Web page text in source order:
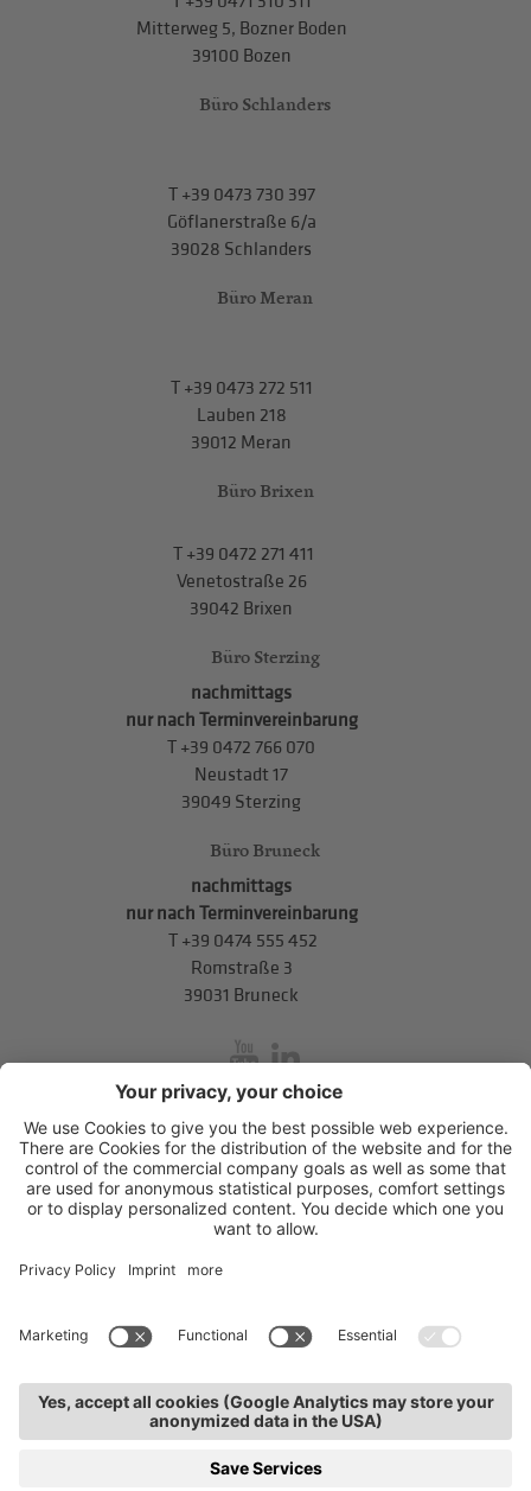
Mitterweg 5, Bozner Boden
39100 Bozen
Büro Schlanders
T+39 0473 730 397
Göflanerstraße 6/a
39028 Schlanders
Büro Meran
T+39 0473 272 511
Lauben 218
39012 Meran
Büro Brixen
T+39 0472 271 411
Venetostraße 26
39042 Brixen
Büro Sterzing
nachmittags
nur nach Terminvereinbarung
T +39 0472 766 070
Neustadt 17
39049 Sterzing
Büro Bruneck
nachmittags
nur nach Terminvereinbarung
T +39 0474 555 452
Romstraße 3
39031 Bruneck
inService
Mitterweg 5, Bozner Boden,I-39100Bozen.T+39 0471 310
311.info@hds-bz.it
Impressum
Datenschutzerklärung